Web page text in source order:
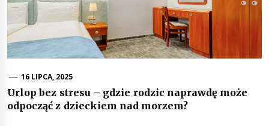
16 LIPCA, 2025
Urlop bez stresu – gdzie rodzic naprawdę może
odpocząć z dzieckiem nad morzem?